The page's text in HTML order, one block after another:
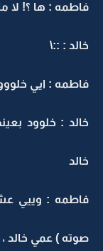
فاطمه : ها ؟! لا
خالد : ::\
فاطمه : ايي
خالد : خلوود
خالد
فاطمه : وييي
صوته ) عمي خالد